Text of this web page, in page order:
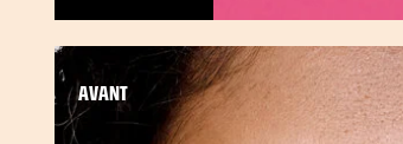
Mettre en pause
AVANT